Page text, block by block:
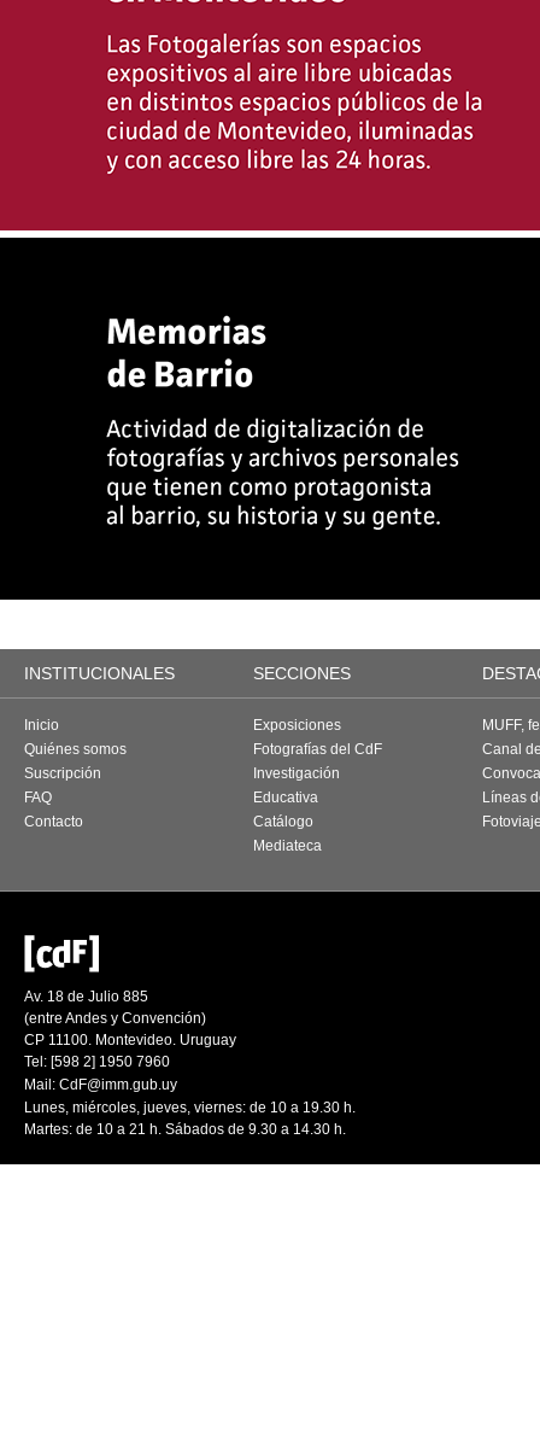
INSTITUCIONALES SECCIONES
Inicio
Quiénes somos
Suscripción
FAQ
Contacto
Exposiciones
Fotografías del CdF
Investigación
Educativa
Catálogo
Mediateca
MUFF,
Canal
Líneas
Av. 18 de Julio 885
(entre Andes y Convención)
CP 11100. Montevideo. Uruguay
Tel: [598 2] 1950 7960
Mail: CdF@imm.gub.uy
Lunes, miércoles, jueves, viernes: de 10 a 19.30 h.
Martes: de 10 a 21 h. Sábados de 9.30 a 14.30 h.